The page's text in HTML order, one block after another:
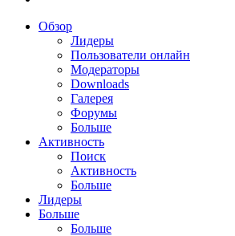
Обзор
Лидеры
Пользователи онлайн
Модераторы
Downloads
Галерея
Форумы
Больше
Активность
Поиск
Активность
Больше
Лидеры
Больше
Больше